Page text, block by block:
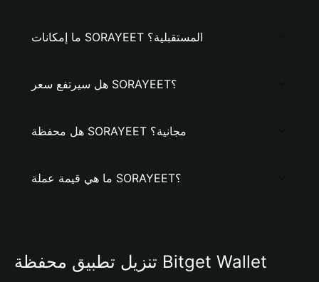
ما إمكانات SORAYEET المستقبلية؟
هل سيرتفع سعر SORAYEET؟
هل محفظة SORAYEET مجانية؟
ما هي قيمة عملة SORAYEET؟
تنزيل تطبيق محفظة Bitget Wallet